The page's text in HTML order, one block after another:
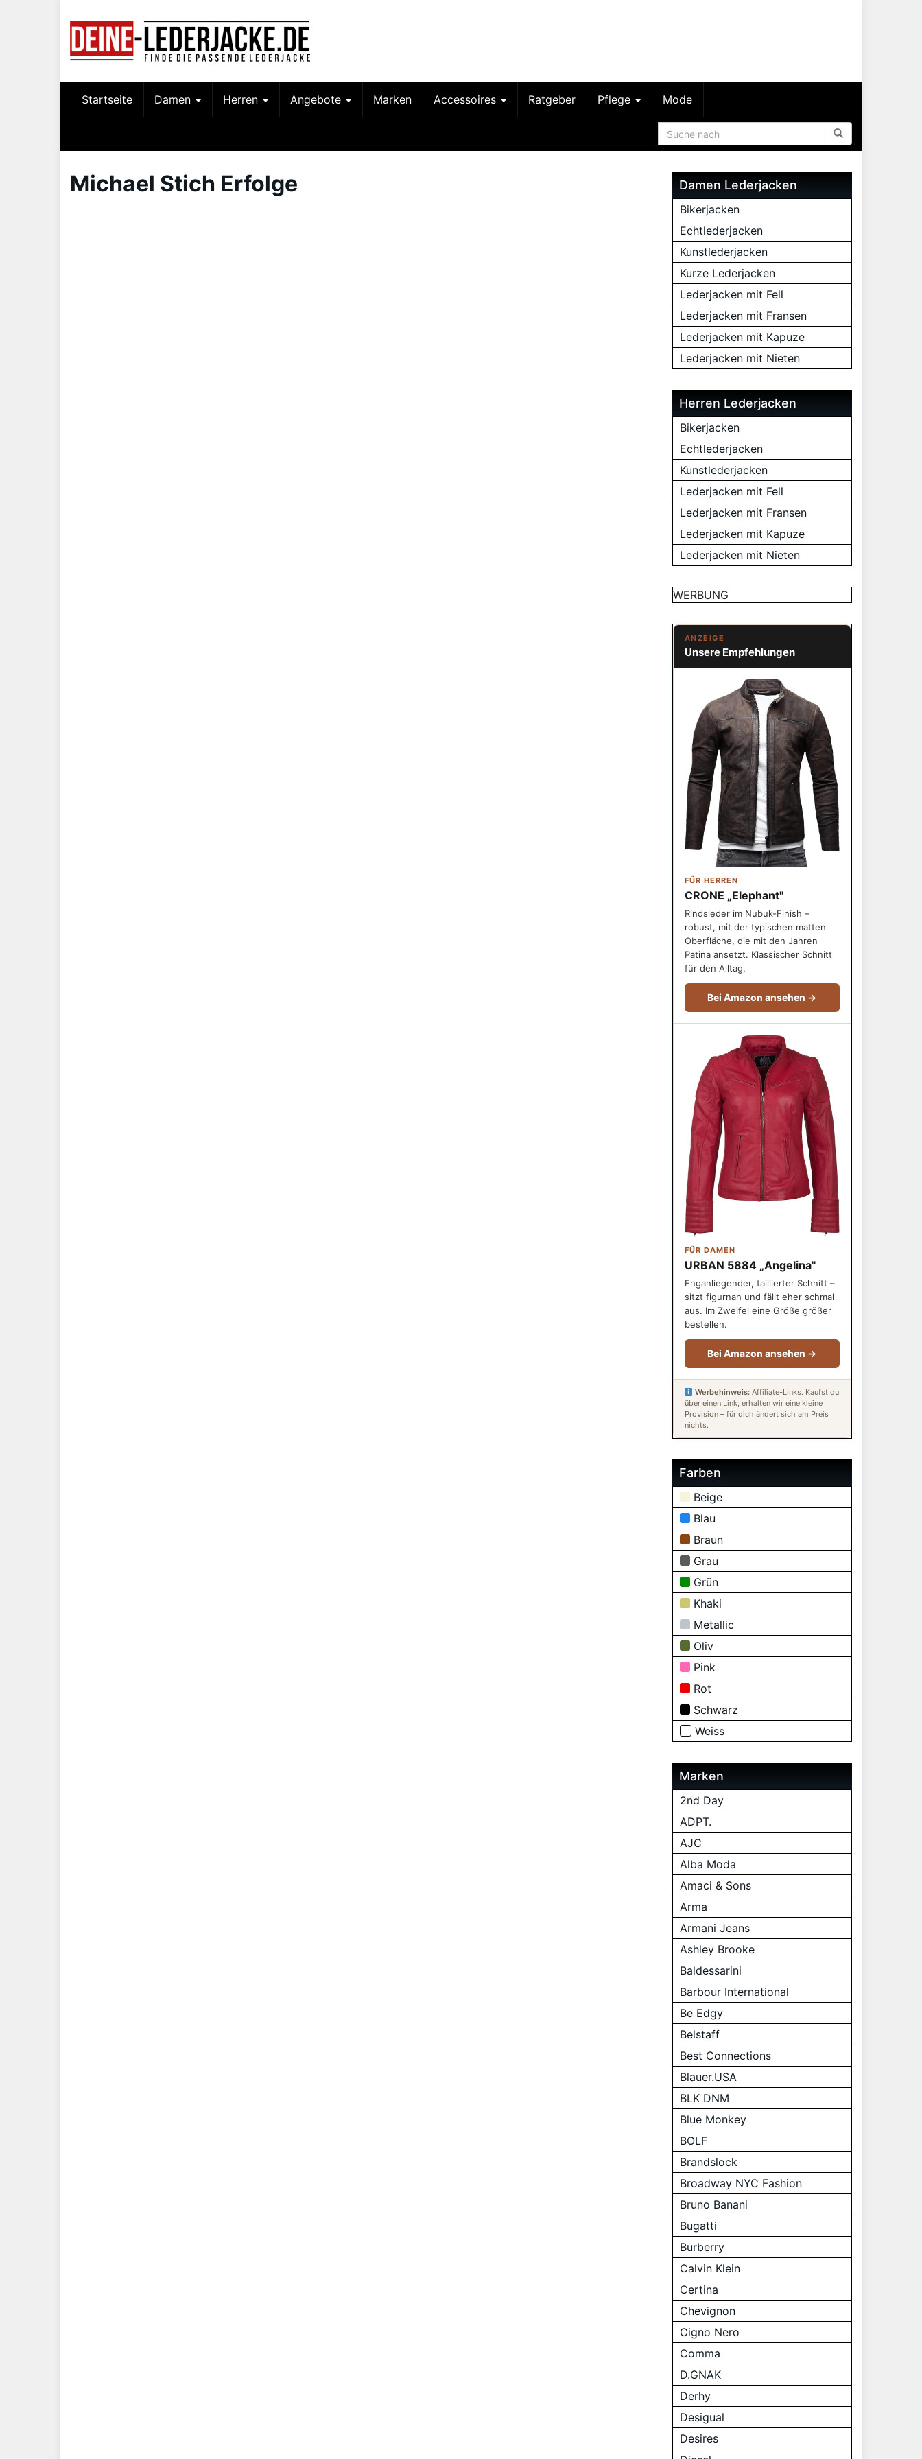
Startseite Damen Herren Angebote Marken Accessoires Ratgeber Pflege Mode
Michael Stich Erfolge Damen Lederjacken
Bikerjacken
Echtlederjacken
Kunstlederjacken
Kurze Lederjacken
Lederjacken mit Fell
Lederjacken mit Fransen
Lederjacken mit Kapuze
Lederjacken mit Nieten
Herren Lederjacken
Bikerjacken
Echtlederjacken
Kunstlederjacken
Lederjacken mit Fell
Lederjacken mit Fransen
Lederjacken mit Kapuze
Lederjacken mit Nieten
WERBUNG
ANZEIGE
Unsere Empfehlungen
FÜR HERREN
CRONE „Elephant"
Rindsleder im Nubuk-Finish –
robust, mit der typischen matten
Oberfläche, die mit den Jahren
Patina ansetzt. Klassischer Schnitt
für den Alltag.
Bei Amazon ansehen →
FÜR DAMEN
URBAN 5884 „Angelina"
Enganliegender, taillierter Schnitt –
sitzt figurnah und fällt eher schmal
aus. Im Zweifel eine Größe größer
bestellen.
Bei Amazon ansehen →
Werbehinweis: Affiliate-Links. Kaufst du
über einen Link, erhalten wir eine kleine
Provision – für dich ändert sich am Preis
nichts.
Farben
Beige
Blau
Braun
Grau
Grün
Khaki
Metallic
Oliv
Pink
Rot
Schwarz
Weiss
Marken
2nd Day
ADPT.
AJC
Alba Moda
Amaci & Sons
Arma
Armani Jeans
Ashley Brooke
Baldessarini
Barbour International
Be Edgy
Belstaff
Best Connections
Blauer.USA
BLK DNM
Blue Monkey
BOLF
Brandslock
Broadway NYC Fashion
Bruno Banani
Bugatti
Burberry
Calvin Klein
Certina
Chevignon
Cigno Nero
Comma
D.GNAK
Derhy
Desigual
Desires